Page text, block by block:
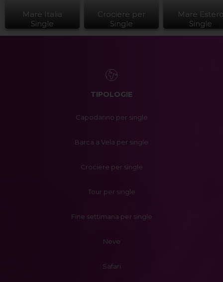
Mare Italia
Single
Crociere per
Single
Mare
Single
TIPOLOGIE
Capodanno per single
Barca a Vela per single
Crociere per single
Tour per single
Fine settimana per single
Neve
Safari